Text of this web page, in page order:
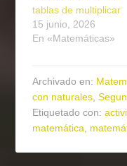
tablas de multiplicar
15 junio, 2026
En «Matemáticas»
Archivado en:
con naturales ,
Etiquetado con:
matemática